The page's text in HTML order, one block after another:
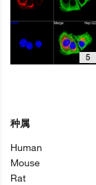
5
种属
Human
Mouse
Rat